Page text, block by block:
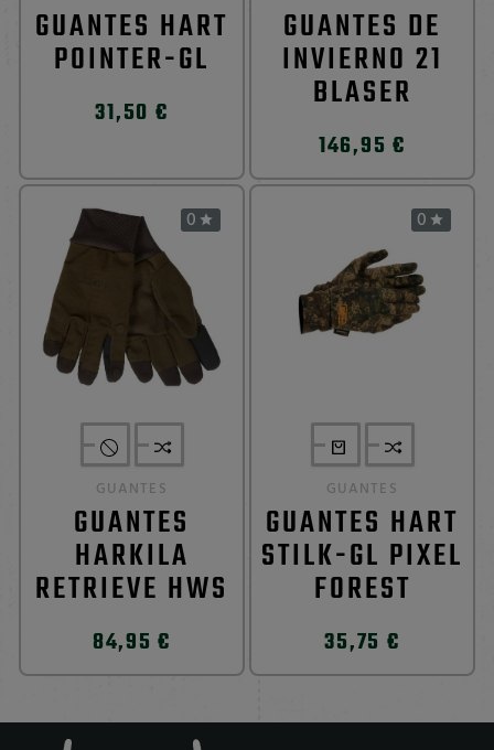
GUANTES HART
POINTER-GL
31,50 €
GUANTES DE
INVIERNO 21
BLASER
146,95 €
0 
GUANTES
GUANTES
HARKILA
RETRIEVE HWS
84,95 €
0 
GUANTES
GUANTES HART
STILK-GL PIXEL
FOREST
35,75 €